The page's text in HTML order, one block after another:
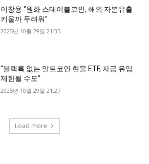
이창용 “원화 스테이블코인, 해외 자본유출
키울까 두려워”
2025년 10월 29일 21:35
“블랙록 없는 알트코인 현물 ETF, 자금 유입
제한될 수도”
2025년 10월 29일 21:27
Load more